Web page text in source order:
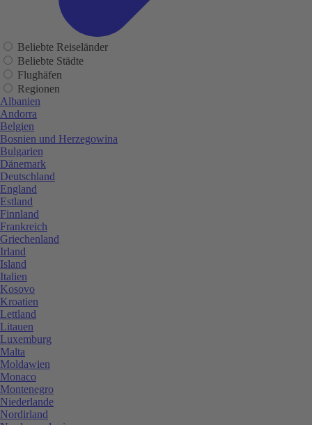
Beliebte Reiseländer
Beliebte Städte
Flughäfen
Regionen
Albanien
Andorra
Belgien
Bosnien und Herzegowina
Bulgarien
Dänemark
Deutschland
England
Estland
Finnland
Frankreich
Griechenland
Irland
Island
Italien
Kosovo
Kroatien
Lettland
Litauen
Luxemburg
Malta
Moldawien
Monaco
Montenegro
Niederlande
Nordirland